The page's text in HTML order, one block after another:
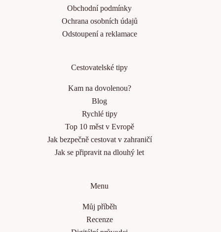
Obchodní podmínky
Ochrana osobních údajů
Odstoupení a reklamace
Cestovatelské tipy
Kam na dovolenou?
Blog
Rychlé tipy
Top 10 měst v Evropě
Jak bezpečně cestovat v zahraničí
Jak se připravit na dlouhý let
Menu
Můj příběh
Recenze